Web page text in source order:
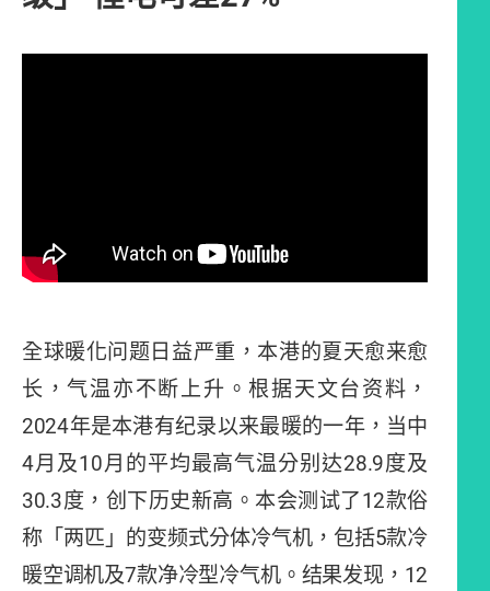
全球暖化问题日益严重，本港的夏天愈来愈
长，气温亦不断上升。根据天文台资料，
2024年是本港有纪录以来最暖的一年，当中
4月及10月的平均最高气温分别达28.9度及
30.3度，创下历史新高。本会测试了12款俗
称「两匹」的变频式分体冷气机，包括5款冷
暖空调机及7款净冷型冷气机。结果发现， 12